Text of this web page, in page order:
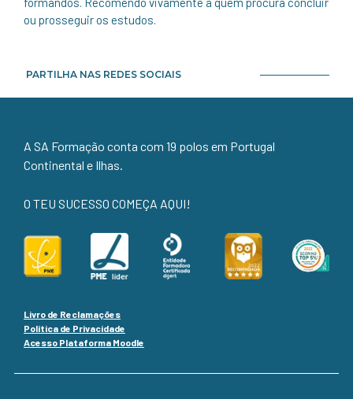
ou prosseguir os estudos.
PARTILHA NAS REDES SOCIAIS
A SA Formação conta com 19 polos em Portugal
Continental e Ilhas.
O TEU SUCESSO COMEÇA AQUI!
Livro de Reclamações
Política de Privacidade
Acesso Plataforma Moodle